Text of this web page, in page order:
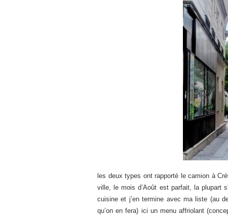
les deux types ont rapporté le camion à
ville, le mois d’Août est parfait, la plupart
cuisine et j’en termine avec ma liste (au
qu’on en fera) ici un menu affriolant